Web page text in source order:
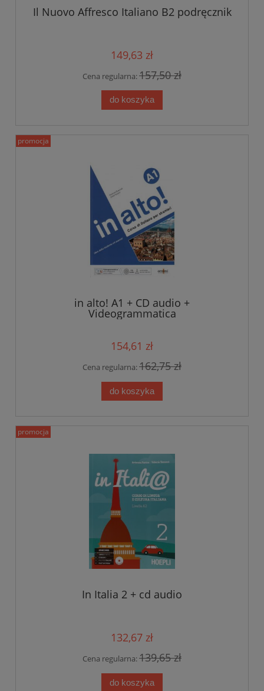
Il Nuovo Affresco Italiano B2 podręcznik
149,63 zł
Cena regularna:157,50 zł
do koszyka
in alto! A1 + CD audio +
Videogrammatica
154,61 zł
Cena regularna:162,75 zł
do koszyka
promocja
In Italia 2 + cd audio
132,67 zł
Cena regularna:139,65 zł
do koszyka
promocja